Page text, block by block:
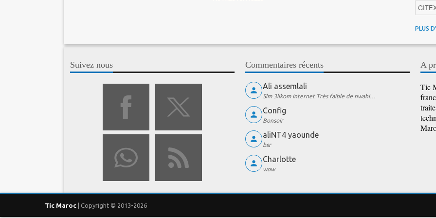
4G
PLUS
Suivez nous Commentaires récents
Ali assemlali
Slm 3likom Internet Très faible de nwahi…
Config
Bonsoir
aliNT4 yaounde
bsr
Charlotte
wow
A
Tic
Tic Maroc | Copyright © 2013-2026